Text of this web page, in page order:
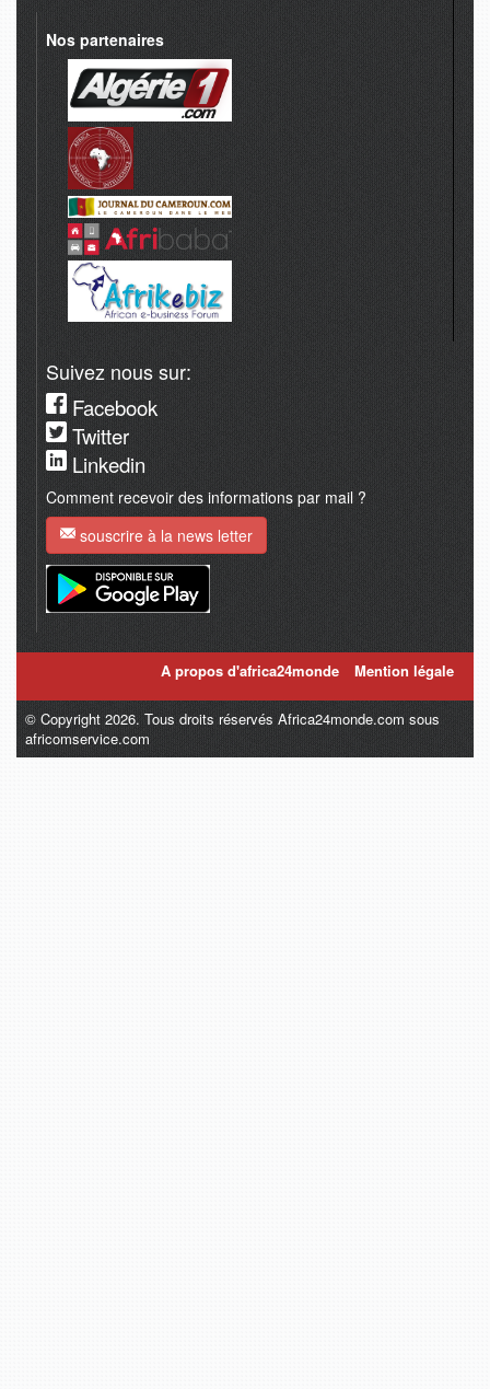
Nos partenaires
Suivez nous sur:
Facebook
Twitter
Linkedin
Comment recevoir des informations par mail ?
souscrire à la news letter
A propos d'africa24monde Mention légale
© Copyright 2026. Tous droits réservés Africa24monde.com sous
africomservice.com